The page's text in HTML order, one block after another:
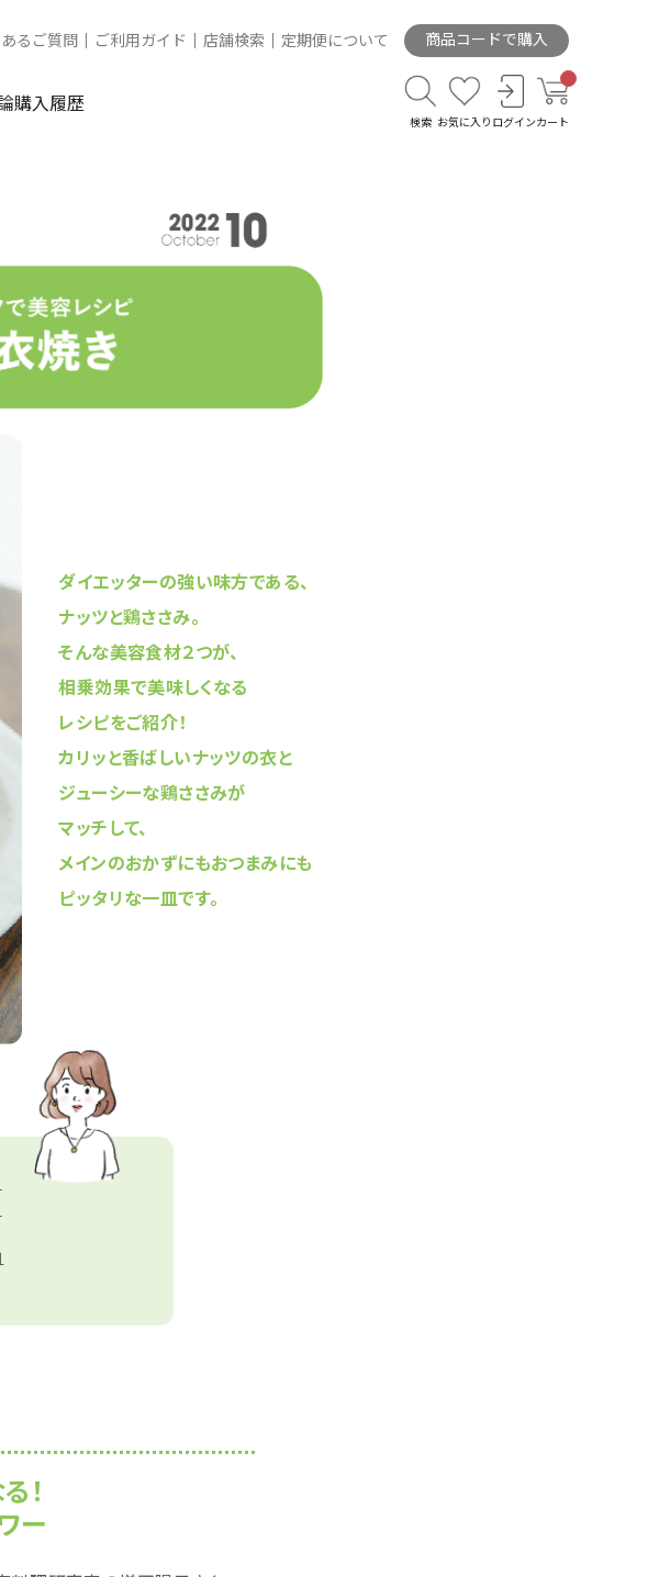
るご質問 ご利用ガイド 店舗検索 定期便について 商品コードで購入
購入履歴
検索 お気に入り ログイン カート
ダイエッターの強い味方である、
ナッツと鶏ささみ。
そんな美容食材２つが、
相乗効果で美味しくなる
レシピをご紹介！
カリッと香ばしいナッツの衣と
ジューシーな鶏ささみが
マッチして、
メインのおかずにもおつまみにも
ピッタリな一皿です。
！
ー